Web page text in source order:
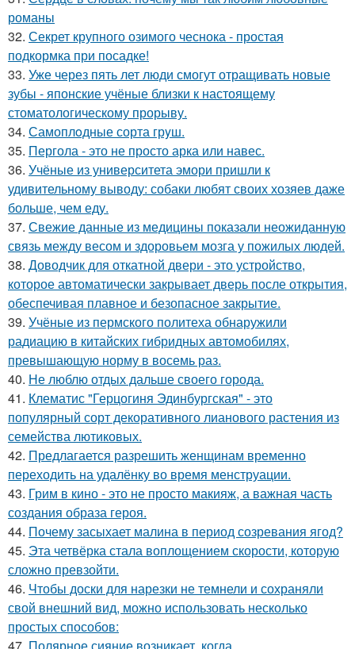
романы
32. Секрет крупного озимого чеснока - простая
подкормка при посадке!
33. Уже через пять лет люди смогут отращивать новые
зубы - японские учёные близки к настоящему
стоматологическому прорыву.
34. Самоплoдные сорта грyш.
35. Пергола - это не просто арка или навес.
36. Учёные из университета эмори пришли к
удивительному выводу: собаки любят своих хозяев даже
больше, чем еду.
37. Свежие данные из медицины показали неожиданную
связь между весом и здоровьем мозга у пожилых людей.
38. Доводчик для откатной двери - это устройство,
которое автоматически закрывает дверь после открытия,
обеспечивая плавное и безопасное закрытие.
39. Учёные из пермского политеха обнаружили
радиацию в китайских гибридных автомобилях,
превышающую норму в восемь раз.
40. Не люблю отдых дальше своего города.
41. Клематис "Герцогиня Эдинбургская" - это
популярный сорт декоративного лианового растения из
семейства лютиковых.
42. Предлагается разрешить женщинам временно
переходить на удалёнку во время менструации.
43. Грим в кино - это не просто макияж, а важная часть
создания образа героя.
44. Почему засыхает малина в период созревания ягод?
45. Эта четвёрка стала воплощением скорости, которую
сложно превзойти.
46. Чтобы доски для нарезки не темнели и сохраняли
свой внешний вид, можно использовать несколько
простых способов: